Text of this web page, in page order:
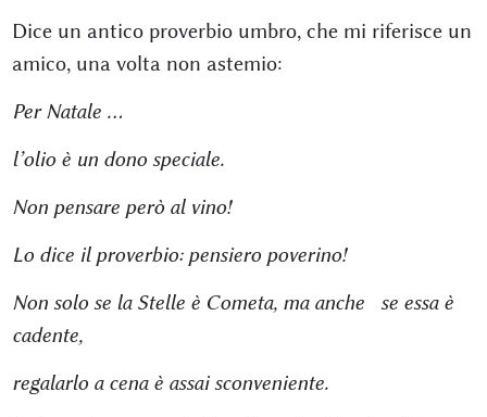
Dice un antico proverbio umbro, che mi riferisce un
amico, una volta non astemio:
Per Natale …
l’olio è un dono speciale.
Non pensare però al vino!
Lo dice il proverbio: pensiero poverino!
Non solo se la Stelle è Cometa, ma anche se essa è
cadente,
regalarlo a cena è assai sconveniente.